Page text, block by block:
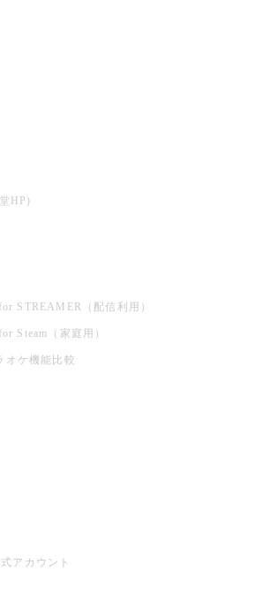
HP)
STREAMER（配信利用）
Steam（家庭用）
オケ機能比較
アカウント